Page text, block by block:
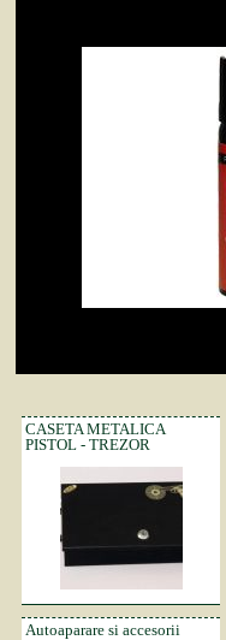
CASETA METALICA
PISTOL - TREZOR
Autoaparare si accesorii